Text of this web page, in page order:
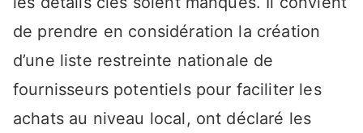
de prendre en considération la création
d’une liste restreinte nationale de
fournisseurs potentiels pour faciliter les
achats au niveau local, ont déclaré les